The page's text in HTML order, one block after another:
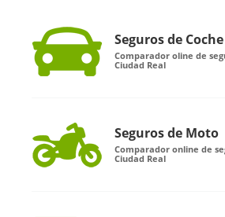
Seguros de Coche
Comparador oline de
Ciudad Real
Seguros de Moto
Comparador online de
Ciudad Real